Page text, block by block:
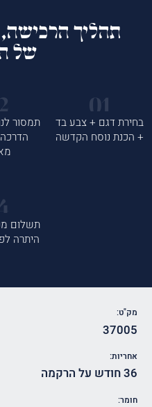
תהליך
של
בחירת דגם + צבע בד
+ הכנת נוסח הקדשה
תמסור
היתרה
מק"ט:
37005
אחריות:
36 חודש על הרקמה
חומר: